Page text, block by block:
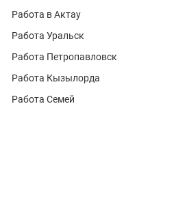
Работа в Актау
Работа Уральск
Работа Петропавловск
Работа Кызылорда
Работа Семей